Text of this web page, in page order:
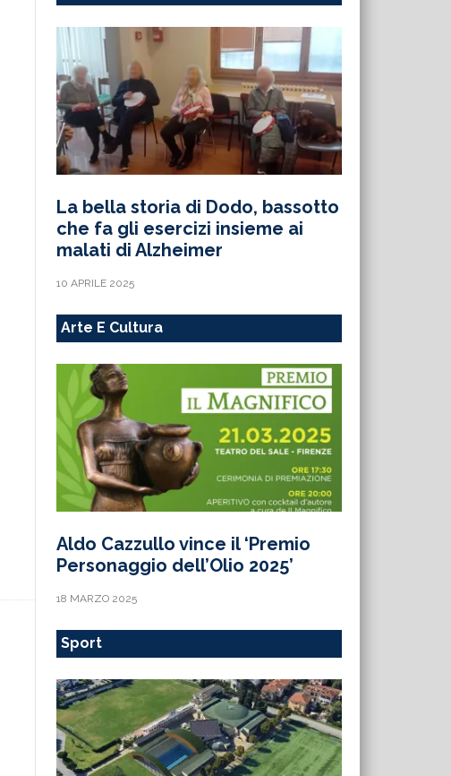
La bella storia di Dodo, bassotto
che fa gli esercizi insieme ai
malati di Alzheimer
10 APRILE 2025
Arte E Cultura
Aldo Cazzullo vince il ‘Premio
Personaggio dell’Olio 2025’
18 MARZO 2025
Sport